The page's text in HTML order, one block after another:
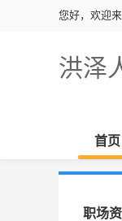
您好，欢迎
洪泽
首页
职场